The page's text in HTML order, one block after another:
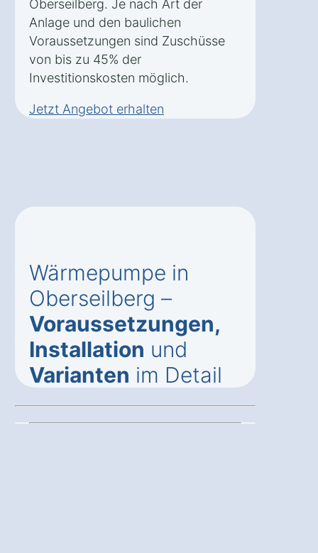
Oberseilberg. Je nach Art der
Anlage und den baulichen
Voraussetzungen sind Zuschüsse
von bis zu 45% der
Investitionskosten möglich.
Jetzt Angebot erhalten
Wärmepumpe in
Oberseilberg –
Voraussetzungen,
Installation und
Varianten im Detail